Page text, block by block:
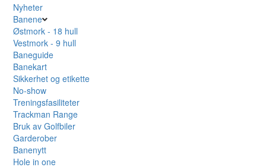
Nyheter
Banene
Østmork - 18 hull
Vestmork - 9 hull
Baneguide
Banekart
Sikkerhet og etikette
No-show
Treningsfasiliteter
Trackman Range
Bruk av Golfbiler
Garderober
Banenytt
Hole in one